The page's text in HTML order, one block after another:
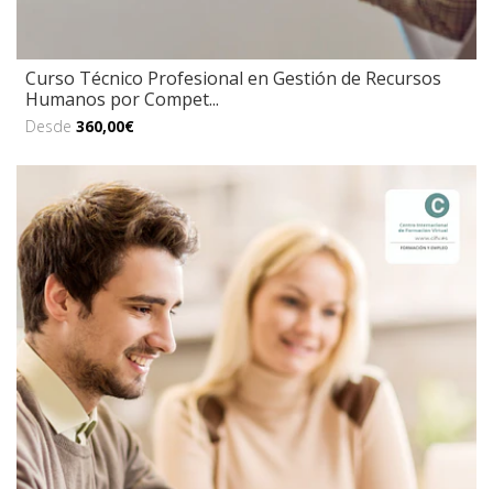
Curso Técnico Profesional en Gestión de Recursos
Humanos por Compet...
Desde 360,00€